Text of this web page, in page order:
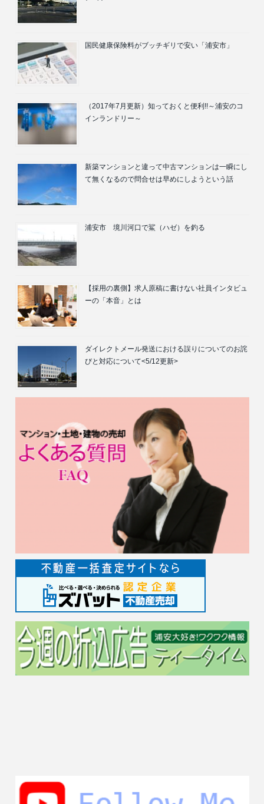
国民健康保険料がブッチギリで安い「浦安市」
（2017年7月更新）知っておくと便利!!～浦安のコ
インランドリー～
新築マンションと違って中古マンションは一瞬にし
て無くなるので問合せは早めにしようという話
浦安市 境川河口で鯊（ハゼ）を釣る
【採用の裏側】求人原稿に書けない社員インタビュ
ーの「本音」とは
ダイレクトメール発送における誤りについてのお詫
びと対応について<5/12更新>